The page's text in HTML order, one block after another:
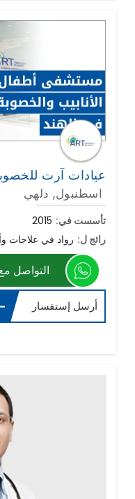
عيادات آرت
اسطنبول, دلهي
تأسست في: 2015
رائج ل: رواد في علاجات
التواصل
أرسل إستفسار